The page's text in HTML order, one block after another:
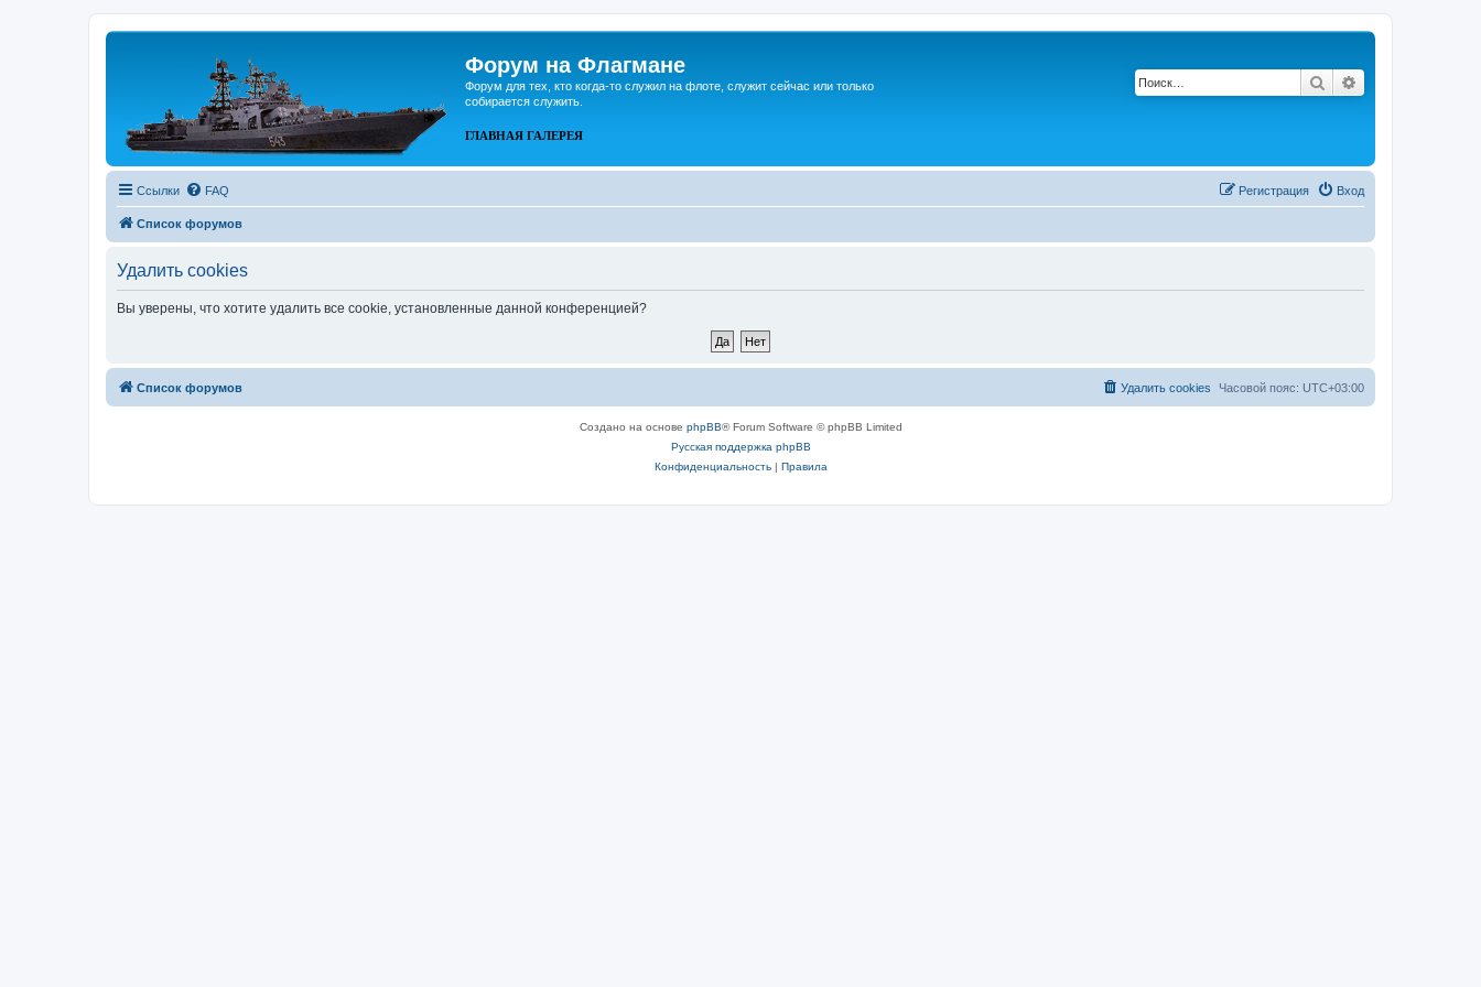
Форум на Флагмане
Форум для тех, кто когда-то служил на флоте, служит сейчас или только
собирается служить.
ГЛАВНАЯ ГАЛЕРЕЯ
Поиск
Ссылки FAQ Вход
Регистрация
Список форумов
Удалить cookies
Вы уверены, что хотите удалить все cookie, установленные данной конференцией?
Список форумов Часовой пояс: UTC+03:00
Удалить cookies
Создано на основе phpBB® Forum Software © phpBB Limited
Русская поддержка phpBB
Конфиденциальность| Правила